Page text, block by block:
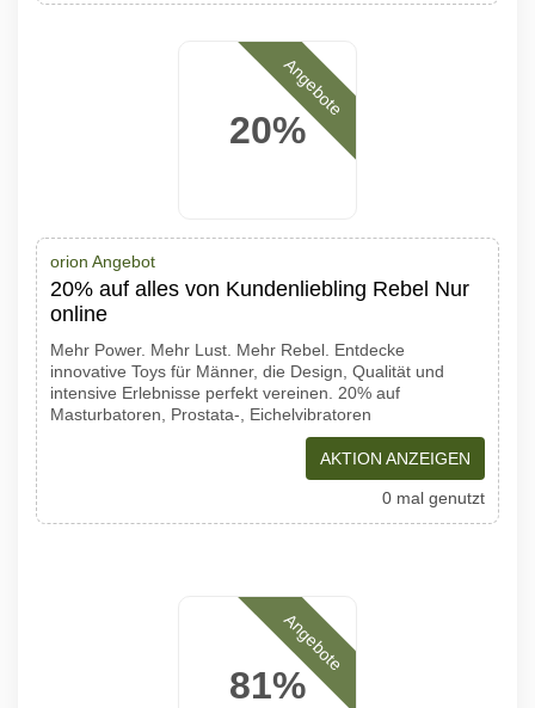
20%
Angebote
orion Angebot
20% auf alles von Kundenliebling Rebel Nur
online
Mehr Power. Mehr Lust. Mehr Rebel. Entdecke
innovative Toys für Männer, die Design, Qualität und
intensive Erlebnisse perfekt vereinen. 20% auf
Masturbatoren, Prostata-, Eichelvibratoren
AKTION ANZEIGEN
0 mal genutzt
81%
Angebote